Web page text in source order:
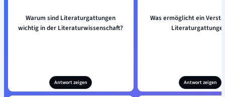
Warum sind Literaturgattungen
wichtig in der Literaturwissenschaft?
Antwort zeigen
Was ermöglicht ein
Antwort zeigen